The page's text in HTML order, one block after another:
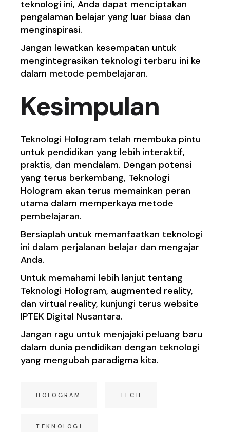
teknologi ini, Anda dapat menciptakan
pengalaman belajar yang luar biasa dan
menginspirasi.
Jangan lewatkan kesempatan untuk
mengintegrasikan teknologi terbaru ini ke
dalam metode pembelajaran.
Kesimpulan
Teknologi Hologram telah membuka pintu
untuk pendidikan yang lebih interaktif,
praktis, dan mendalam. Dengan potensi
yang terus berkembang, Teknologi
Hologram akan terus memainkan peran
utama dalam memperkaya metode
pembelajaran.
Bersiaplah untuk memanfaatkan teknologi
ini dalam perjalanan belajar dan mengajar
Anda.
Untuk memahami lebih lanjut tentang
Teknologi Hologram, augmented reality,
dan virtual reality, kunjungi terus website
IPTEK Digital Nusantara.
Jangan ragu untuk menjajaki peluang baru
dalam dunia pendidikan dengan teknologi
yang mengubah paradigma kita.
HOLOGRAM TECH
TEKNOLOGI